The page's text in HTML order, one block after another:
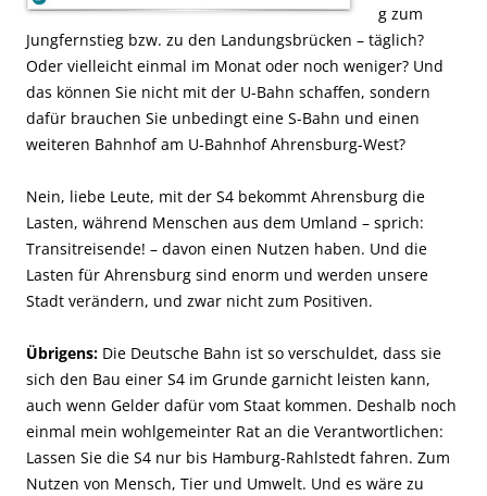
g zum
Jungfernstieg bzw. zu den Landungsbrücken – täglich?
Oder vielleicht einmal im Monat oder noch weniger? Und
das können Sie nicht mit der U-Bahn schaffen, sondern
dafür brauchen Sie unbedingt eine S-Bahn und einen
weiteren Bahnhof am U-Bahnhof Ahrensburg-West?
Nein, liebe Leute, mit der S4 bekommt Ahrensburg die
Lasten, während Menschen aus dem Umland – sprich:
Transitreisende! – davon einen Nutzen haben. Und die
Lasten für Ahrensburg sind enorm und werden unsere
Stadt verändern, und zwar nicht zum Positiven.
Übrigens: Die Deutsche Bahn ist so verschuldet, dass sie
sich den Bau einer S4 im Grunde garnicht leisten kann,
auch wenn Gelder dafür vom Staat kommen. Deshalb noch
einmal mein wohlgemeinter Rat an die Verantwortlichen:
Lassen Sie die S4 nur bis Hamburg-Rahlstedt fahren. Zum
Nutzen von Mensch, Tier und Umwelt. Und es wäre zu